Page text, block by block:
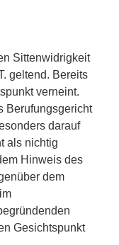
Sittenwidrigkeit
geltend. Bereits
verneint.
Berufungsgericht
darauf
als nichtig
Hinweis des
dem
Gesichtspunkt